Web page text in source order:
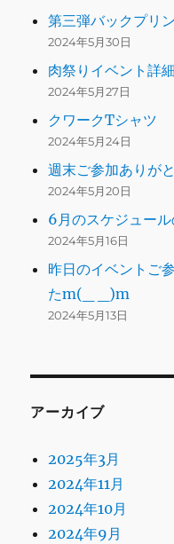
第三弾バックプリ
2024年5月30日
肉祭りイベント詳
2024年5月27日
クワークTシャツ
2024年5月24日
週末ご参加ありが
2024年5月20日
6月のスケジュー
2024年5月16日
昨日のイベントご
たm(_ _)m
2024年5月13日
アーカイブ
2025年3月
2024年11月
2024年10月
2024年9月